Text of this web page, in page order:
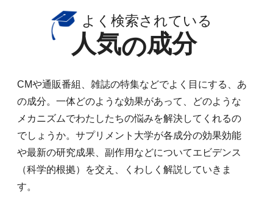
よく検索されている
人気の成分
CMや通販番組、雑誌の特集などでよく目にする、あ
の成分。一体どのような効果があって、どのような
メカニズムでわたしたちの悩みを解決してくれるの
でしょうか。サプリメント大学が各成分の効果効能
や最新の研究成果、副作用などについてエビデンス
（科学的根拠）を交え、くわしく解説していきま
す。